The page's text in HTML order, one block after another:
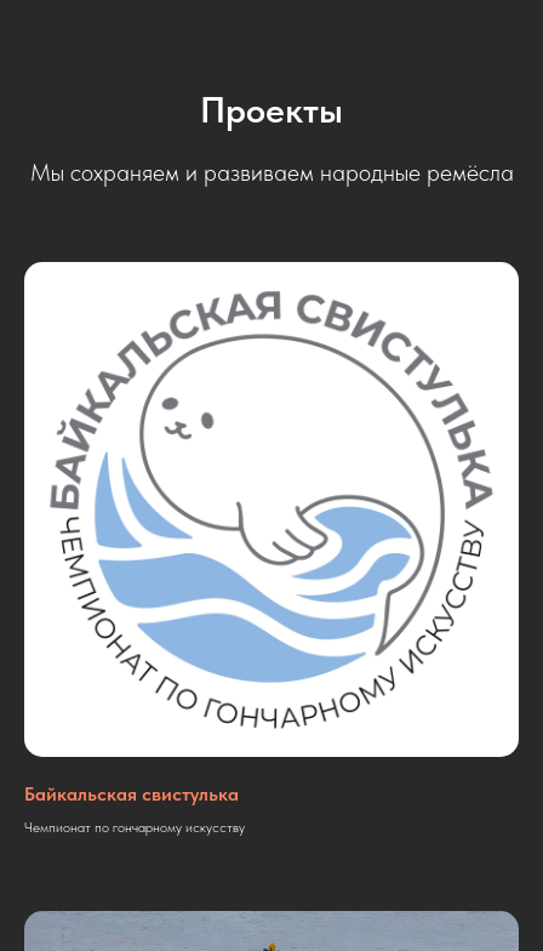
Проекты
Мы сохраняем и развиваем народные ремёсла
Байкальская свистулька
Чемпионат по гончарному искусству